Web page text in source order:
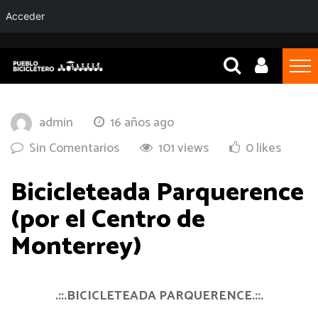
admin
16 años ago
Sin Comentarios
101 views 0 likes
Bicicleteada Parquerence
(por el Centro de
Monterrey)
.::.BICICLETEADA PARQUERENCE.::.
Acceder